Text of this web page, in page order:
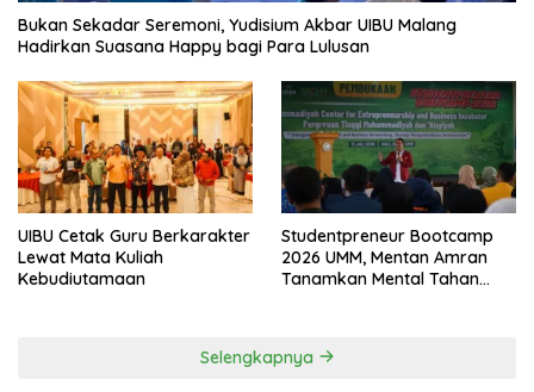
Bukan Sekadar Seremoni, Yudisium Akbar UIBU Malang
Hadirkan Suasana Happy bagi Para Lulusan
UIBU Cetak Guru Berkarakter
Lewat Mata Kuliah
Kebudiutamaan
Studentpreneur Bootcamp
2026 UMM, Mentan Amran
Tanamkan Mental Tahan
Selengkapnya